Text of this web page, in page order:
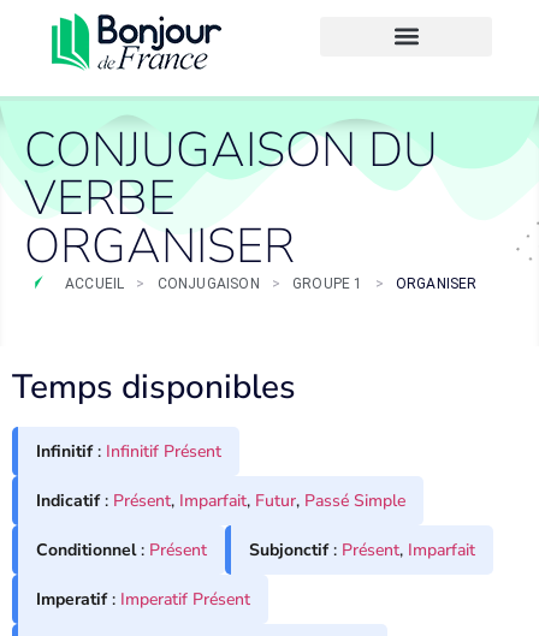
CONJUGAISON DU
VERBE
ORGANISER
ACCUEIL > CONJUGAISON > GROUPE 1 > ORGANISER
Temps disponibles
Infinitif: Infinitif Présent
Indicatif: Présent, Imparfait, Futur, Passé Simple
Conditionnel: Présent Subjonctif: Présent, Imparfait
Imperatif: Imperatif Présent